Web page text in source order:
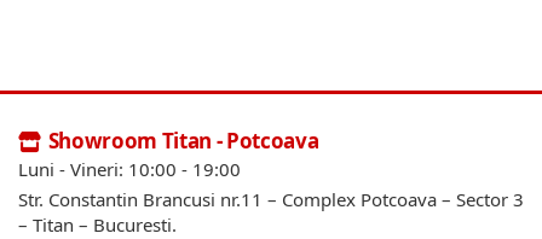
Showroom Titan - Potcoava
Luni - Vineri: 10:00 - 19:00
Str. Constantin Brancusi nr.11 – Complex Potcoava – Sector 3
– Titan – Bucuresti.